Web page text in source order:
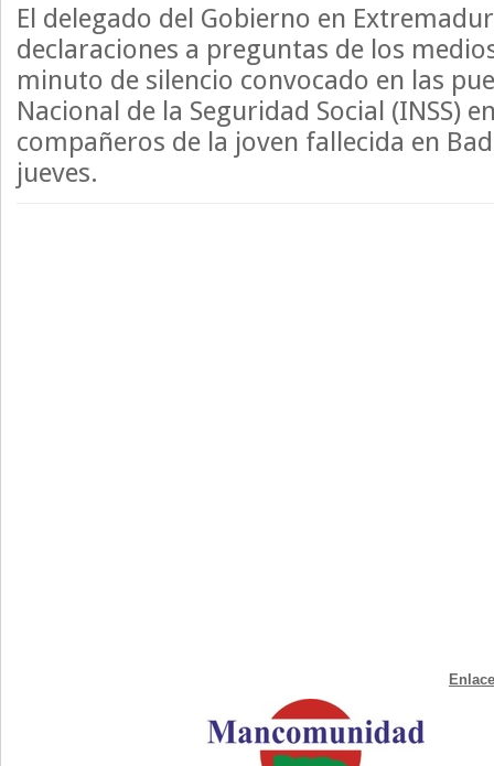
El delegado del Gobierno en
declaraciones a preguntas de los
minuto de silencio convocado en las
Nacional de la Seguridad Social (INSS)
compañeros de la joven fallecida en
jueves.